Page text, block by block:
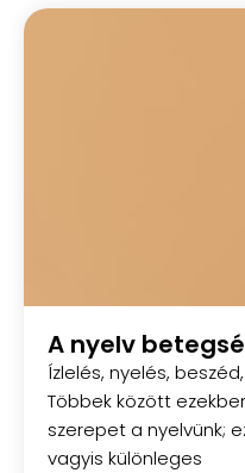
A nyelv
Ízlelés, nyelés,
Többek között
szerepet a nyelvünk;
vagyis különleges